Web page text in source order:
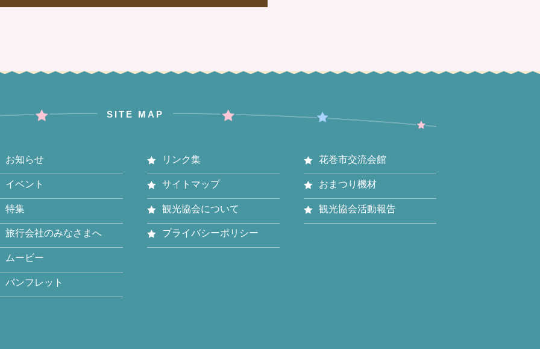
SITE MAP
お知らせ
イベント
特集
旅行会社のみなさまへ
ムービー
パンフレット
リンク集
サイトマップ
観光協会について
プライバシーポリシー
花巻市交流会館
おまつり機材
観光協会活動報告